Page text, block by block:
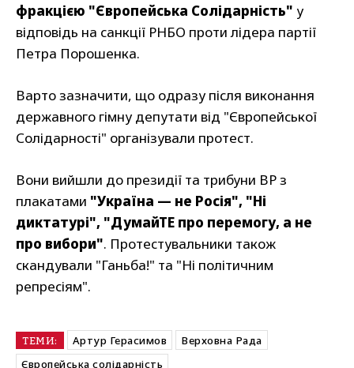
фракцією "Європейська Солідарність" у
відповідь на санкції РНБО проти лідера партії
Петра Порошенка.
Варто зазначити, що одразу після виконання
державного гімну депутати від "Європейської
Солідарності" організували протест.
Вони вийшли до президії та трибуни ВР з
плакатами "Україна — не Росія", "Ні
диктатурі", "ДумайТЕ про перемогу, а не
про вибори". Протестувальники також
скандували "Ганьба!" та "Ні політичним
репресіям".
ТЕМИ: Артур Герасимов
Верховна Рада
Європейська солідарність